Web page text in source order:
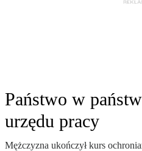
Państwo w
urzędu pracy
Mężczyzna ukończył kurs